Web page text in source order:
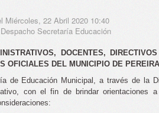
Miércoles, 22 Abril 2020 10:40
Secretaría Educación
DOCENTES,
OFICIALES DEL MUNICIPIO DE
de Educación Municipal, a través de la
con el fin de brindar orientaciones